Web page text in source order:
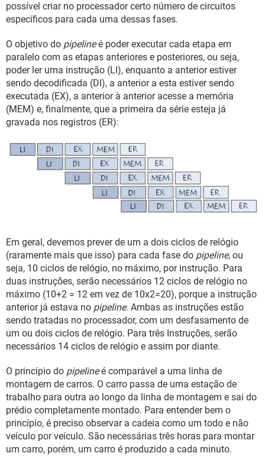
possível criar no processador certo número de circuitos
específicos para cada uma dessas fases.
O objetivo do pipelineé poder executar cada etapa em
paralelo com as etapas anteriores e posteriores, ou seja,
poder ler uma instrução (LI), enquanto a anterior estiver
sendo decodificada (DI), a anterior a esta estiver sendo
executada (EX), a anterior à anterior acesse a memória
(MEM) e, finalmente, que a primeira da série esteja já
gravada nos registros (ER):
Em geral, devemos prever de um a dois ciclos de relógio
(raramente mais que isso) para cada fase do pipeline, ou
seja, 10 ciclos de relógio, no máximo, por instrução. Para
duas instruções, serão necessários 12 ciclos de relógio no
máximo (10+2 = 12 em vez de 10x2=20), porque a instrução
anterior já estava no pipeline. Ambas as instruções estão
sendo tratadas no processador, com um desfasamento de
um ou dois ciclos de relógio. Para três Instruções, serão
necessários 14 ciclos de relógio e assim por diante.
O princípio do pipelineé comparável a uma linha de
montagem de carros. O carro passa de uma estação de
trabalho para outra ao longo da linha de montagem e sai do
prédio completamente montado. Para entender bem o
princípio, é preciso observar a cadeia como um todo e não
veículo por veículo. São necessárias três horas para montar
um carro, porém, um carro é produzido a cada minuto.